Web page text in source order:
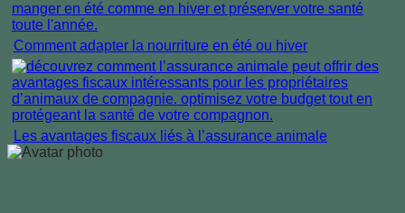
Comment adapter la nourriture en été ou hiver
Les avantages fiscaux liés à l’assurance animale